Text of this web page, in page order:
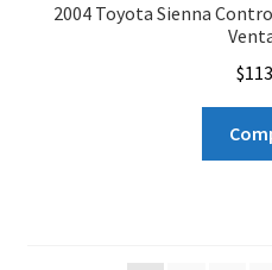
2004 Toyota Sienna
$